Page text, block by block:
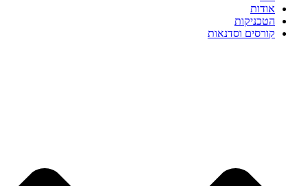
אודות
הטכניקות
קורסים וסדנאות